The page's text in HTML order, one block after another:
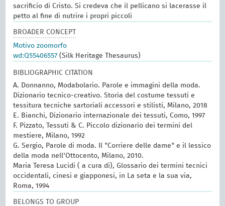
sacrificio di Cristo. Si credeva che il pellicano si lacerasse il
petto al fine di nutrire i propri piccoli
BROADER CONCEPT
Motivo zoomorfo
wd:Q55406557 (Silk Heritage Thesaurus)
BIBLIOGRAPHIC CITATION
A. Donnanno, Modabolario. Parole e immagini della moda.
Dizionario tecnico-creativo. Storia del costume tessuti e
tessitura tecniche sartoriali accessori e stilisti, Milano, 2018
E. Bianchi, Dizionario internazionale dei tessuti, Como, 1997
F. Pizzato, Tessuti & C. Piccolo dizionario dei termini del
mestiere, Milano, 1992
G. Sergio, Parole di moda. Il "Corriere delle dame" e il lessico
della moda nell'Ottocento, Milano, 2010.
Maria Teresa Lucidi ( a cura di), Glossario dei termini tecnici
occidentali, cinesi e giapponesi, in La seta e la sua via,
Roma, 1994
BELONGS TO GROUP